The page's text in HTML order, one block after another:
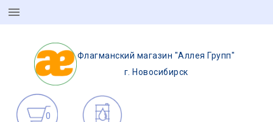
Флагманский магазин "Аллея Групп"
г. Новосибирск
0